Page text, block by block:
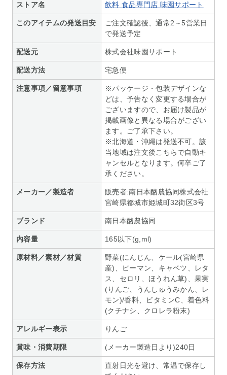
ストア名 飲料 食品専門店 味園サポート
このアイテムの発送目安
ご注文確認後、通常2～5営業日
で発送予定
配送元 株式会社味園サポート
配送方法 宅急便
注意事項／留意事項
※パッケージ・包装デザインな
どは、予告なく変更する場合が
ございますので、お届け製品が
掲載画像と異なる場合がござい
ます。ご了承下さい。
※北海道・沖縄は発送不可。該
当地域は注文後こちらで自動キ
ャンセルとなります。何卒ご了
承ください。
メーカー／製造者
販売者:南日本酪農協同株式会社
宮崎県都城市姫城町32街区3号
ブランド 南日本酪農協同
内容量 165以下(g,ml)
原材料／素材／材質
野菜(にんじん、ケール(宮崎県
産)、ピーマン、キャベツ、レタ
ス、セロリ、ほうれん草)、果実
(りんご、うんしゅうみかん、レ
モン)/香料、ビタミンC、着色料
(クチナシ、クロレラ粉末)
アレルギー表示 りんご
賞味・消費期限 (メーカー製造日より)240日
保存方法
直射日光を避け、常温で保存し